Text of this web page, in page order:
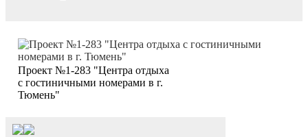
Проект №1-283 "Центра отдыха
с гостиничными номерами в г.
Тюмень"